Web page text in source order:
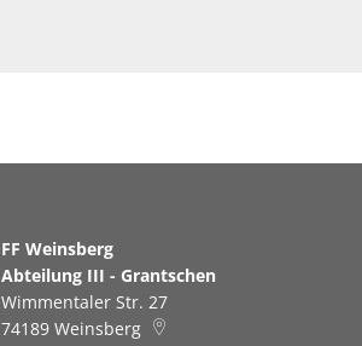
FF Weinsberg
Abteilung III - Grantschen
Wimmentaler Str. 27
74189 Weinsberg